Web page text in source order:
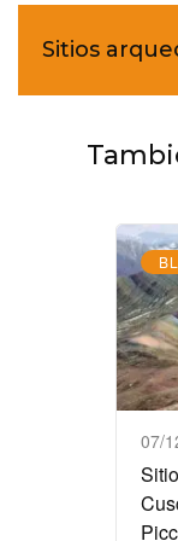
Sitios
07/